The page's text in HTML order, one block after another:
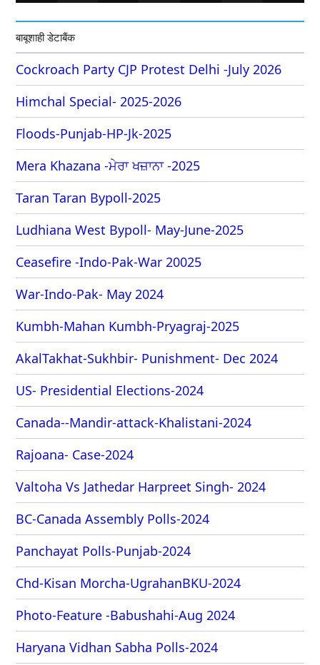
बाबूशाही डेटाबैंक
Cockroach Party CJP Protest Delhi -July 2026
Himchal Special- 2025-2026
Floods-Punjab-HP-Jk-2025
Mera Khazana -ਮੇਰਾ ਖਜ਼ਾਨਾ -2025
Taran Taran Bypoll-2025
Ludhiana West Bypoll- May-June-2025
Ceasefire -Indo-Pak-War 20025
War-Indo-Pak- May 2024
Kumbh-Mahan Kumbh-Pryagraj-2025
AkalTakhat-Sukhbir- Punishment- Dec 2024
US- Presidential Elections-2024
Canada--Mandir-attack-Khalistani-2024
Rajoana- Case-2024
Valtoha Vs Jathedar Harpreet Singh- 2024
BC-Canada Assembly Polls-2024
Panchayat Polls-Punjab-2024
Chd-Kisan Morcha-UgrahanBKU-2024
Photo-Feature -Babushahi-Aug 2024
Haryana Vidhan Sabha Polls-2024